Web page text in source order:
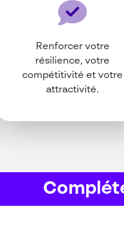
Renforcer votre
résilience, votre
compétitivité et votre
attractivité.